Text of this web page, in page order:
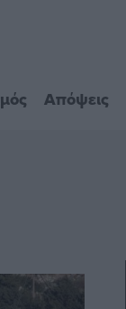
Απόψεις